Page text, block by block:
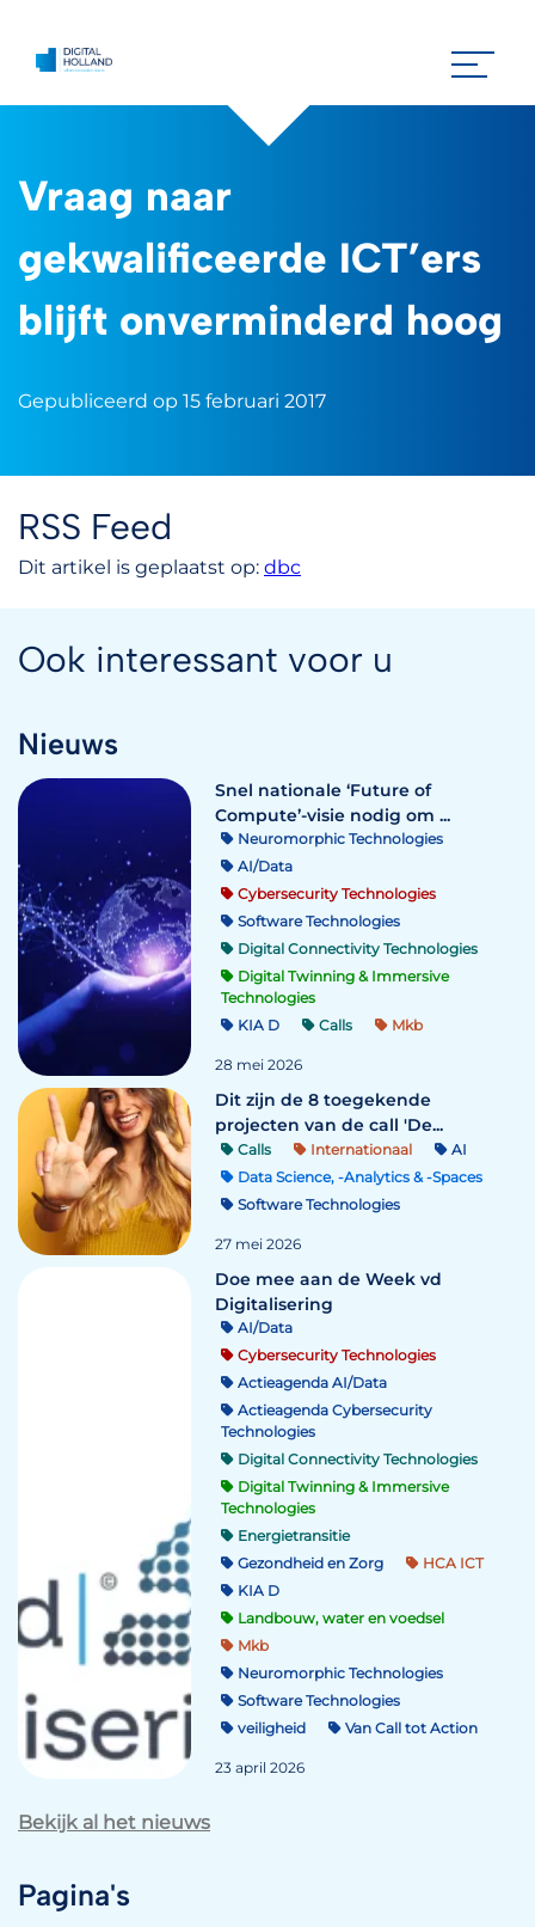
Vraag naar
gekwalificeerde ICT’ers
blijft onverminderd hoog
Gepubliceerd op 15 februari 2017
RSS Feed
Dit artikel is geplaatst op: dbc
Ook interessant voor u
Nieuws
Snel nationale ‘Future of
Compute’-visie nodig om ...
Neuromorphic Technologies
AI/Data
Cybersecurity Technologies
Software Technologies
Digital Connectivity Technologies
Digital Twinning & Immersive
Technologies
KIA D
Calls Mkb
28 mei 2026
Dit zijn de 8 toegekende
projecten van de call 'De...
Calls Internationaal
AI
Data Science, -Analytics & -Spaces
Software Technologies
27 mei 2026
Doe mee aan de Week vd
Digitalisering
AI/Data
Cybersecurity Technologies
Actieagenda AI/Data
Actieagenda Cybersecurity
Technologies
Digital Connectivity Technologies
Digital Twinning & Immersive
Technologies
Energietransitie
Gezondheid en Zorg
HCA ICT
KIA D
Landbouw, water en voedsel
Mkb
Neuromorphic Technologies
Software Technologies
veiligheid
Van Call tot Action
23 april 2026
Bekijk al het nieuws
Pagina's